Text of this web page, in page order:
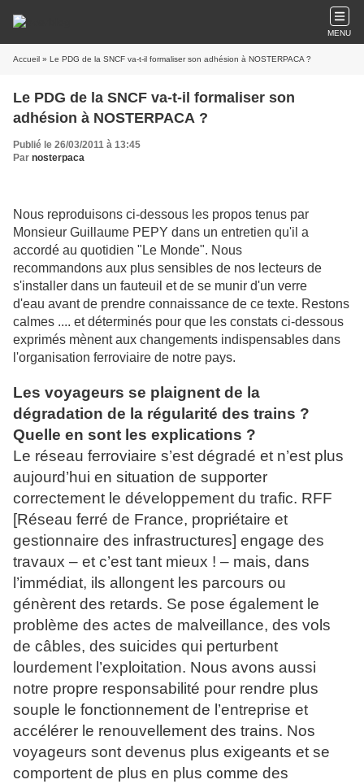
MENU
Accueil » Le PDG de la SNCF va-t-il formaliser son adhésion à NOSTERPACA ?
Le PDG de la SNCF va-t-il formaliser son
adhésion à NOSTERPACA ?
Publié le 26/03/2011 à 13:45
Par nosterpaca
Nous reproduisons ci-dessous les propos tenus par
Monsieur Guillaume PEPY dans un entretien qu'il a
accordé au quotidien "Le Monde". Nous
recommandons aux plus sensibles de nos lecteurs de
s'installer dans un fauteuil et de se munir d'un verre
d'eau avant de prendre connaissance de ce texte. Restons
calmes .... et déterminés pour que les constats ci-dessous
exprimés mènent aux changements indispensables dans
l'organisation ferroviaire de notre pays.
Les voyageurs se plaignent de la
dégradation de la régularité des trains ?
Quelle en sont les explications ?
Le réseau ferroviaire s’est dégradé et n’est plus
aujourd’hui en situation de supporter
correctement le développement du trafic. RFF
[Réseau ferré de France, propriétaire et
gestionnaire des infrastructures] engage des
travaux – et c’est tant mieux ! – mais, dans
l’immédiat, ils allongent les parcours ou
génèrent des retards. Se pose également le
problème des actes de malveillance, des vols
de câbles, des suicides qui perturbent
lourdement l’exploitation. Nous avons aussi
notre propre responsabilité pour rendre plus
souple le fonctionnement de l’entreprise et
accélérer le renouvellement des trains. Nos
voyageurs sont devenus plus exigeants et se
comportent de plus en plus comme des